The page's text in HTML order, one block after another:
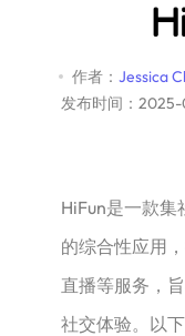
作者： Jessica
发布时间：2025-
HiFun是一款
的综合性应用
直播等服务，
社交体验。以